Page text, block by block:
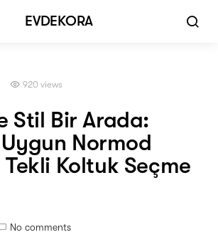
EVDEKORA
920 views
Stil Bir Arada:
Uygun Normod
Tekli Koltuk Seçme
No comments